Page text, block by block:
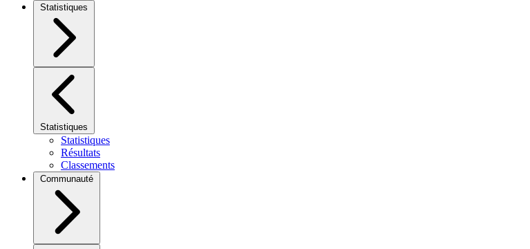
Statistiques
Statistiques
Statistiques
Résultats
Classements
Communauté